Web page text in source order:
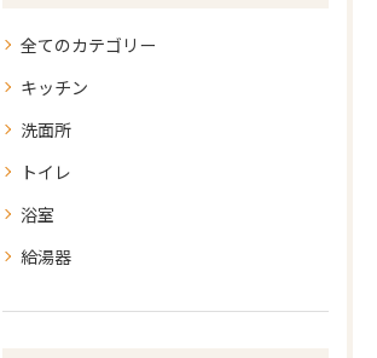
全てのカテゴリー
キッチン
洗面所
トイレ
浴室
給湯器